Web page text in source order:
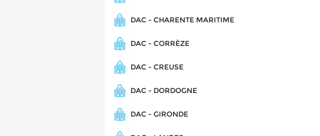
DAC - CHARENTE MARITIME
DAC - CORRÈZE
DAC - CREUSE
DAC - DORDOGNE
DAC - GIRONDE